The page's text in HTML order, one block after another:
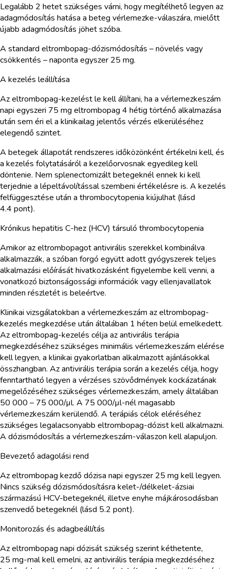
Legalább 2 hetet szükséges várni, hogy megítélhető legyen az
adagmódosítás hatása a beteg vérlemezke-válaszára, mielőtt
újabb adagmódosítás jöhet szóba.
A standard eltrombopag-dózismódosítás – növelés vagy
csökkentés – naponta egyszer 25 mg.
A kezelés leállítása
Az eltrombopag-kezelést le kell állítani, ha a vérlemezkeszám
napi egyszeri 75 mg eltrombopag 4 hétig történő alkalmazása
után sem éri el a klinikailag jelentős vérzés elkerüléséhez
elegendő szintet.
A betegek állapotát rendszeres időközönként értékelni kell, és
a kezelés folytatásáról a kezelőorvosnak egyedileg kell
döntenie. Nem splenectomizált betegeknél ennek ki kell
terjednie a lépeltávolítással szembeni értékelésre is. A kezelés
felfüggesztése után a thrombocytopenia kiújulhat (lásd
4.4 pont).
Krónikus hepatitis C-hez (HCV) társuló thrombocytopenia
Amikor az eltrombopagot antivirális szerekkel kombinálva
alkalmazzák, a szóban forgó együtt adott gyógyszerek teljes
alkalmazási előírását hivatkozásként figyelembe kell venni, a
vonatkozó biztonságossági információk vagy ellenjavallatok
minden részletét is beleértve.
Klinikai vizsgálatokban a vérlemezkeszám az eltrombopag-
kezelés megkezdése után általában 1 héten belül emelkedett.
Az eltrombopag-kezelés célja az antivirális terápia
megkezdéséhez szükséges minimális vérlemezkeszám elérése
kell legyen, a klinikai gyakorlatban alkalmazott ajánlásokkal
összhangban. Az antivirális terápia során a kezelés célja, hogy
fenntartható legyen a vérzéses szövődmények kockázatának
megelőzéséhez szükséges vérlemezkeszám, amely általában
50 000 – 75 000/µl. A 75 000/µl-nél magasabb
vérlemezkeszám kerülendő. A terápiás célok eléréséhez
szükséges legalacsonyabb eltrombopag-dózist kell alkalmazni.
A dózismódosítás a vérlemezkeszám-válaszon kell alapuljon.
Bevezető adagolási rend
Az eltrombopag kezdő dózisa napi egyszer 25 mg kell legyen.
Nincs szükség dózismódosításra kelet-/délkelet-ázsiai
származású HCV-betegeknél, illetve enyhe májkárosodásban
szenvedő betegeknél (lásd 5.2 pont).
Monitorozás és adagbeállítás
Az eltrombopag napi dózisát szükség szerint kéthetente,
25 mg-mal kell emelni, az antivirális terápia megkezdéséhez